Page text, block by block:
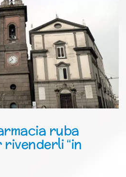
ruba
“in